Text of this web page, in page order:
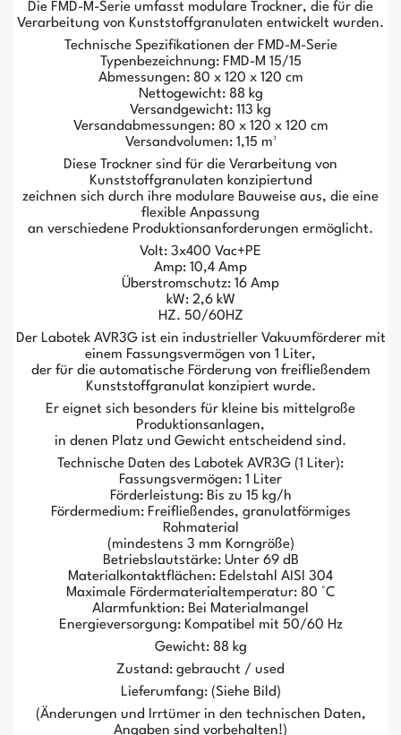
Die FMD-M-Serie umfasst modulare Trockner, die für die
Verarbeitung von Kunststoffgranulaten entwickelt wurden.
Technische Spezifikationen der FMD-M-Serie
Typenbezeichnung: FMD-M 15/15
Abmessungen: 80 x 120 x 120 cm
Nettogewicht: 88 kg
Versandgewicht: 113 kg
Versandabmessungen: 80 x 120 x 120 cm
Versandvolumen: 1,15 m³
Diese Trockner sind für die Verarbeitung von
Kunststoffgranulaten konzipiertund
zeichnen sich durch ihre modulare Bauweise aus, die eine
flexible Anpassung
an verschiedene Produktionsanforderungen ermöglicht.
Volt: 3x400 Vac+PE
Amp: 10,4 Amp
Überstromschutz: 16 Amp
kW: 2,6 kW
HZ. 50/60HZ
Der Labotek AVR3G ist ein industrieller Vakuumförderer mit
einem Fassungsvermögen von 1 Liter,
der für die automatische Förderung von freifließendem
Kunststoffgranulat konzipiert wurde.
Er eignet sich besonders für kleine bis mittelgroße
Produktionsanlagen,
in denen Platz und Gewicht entscheidend sind.
Technische Daten des Labotek AVR3G (1 Liter):
Fassungsvermögen: 1 Liter
Förderleistung: Bis zu 15 kg/h
Fördermedium: Freifließendes, granulatförmiges
Rohmaterial
(mindestens 3 mm Korngröße)
Betriebslautstärke: Unter 69 dB
Materialkontaktflächen: Edelstahl AISI 304
Maximale Fördermaterialtemperatur: 80 °C
Alarmfunktion: Bei Materialmangel
Energieversorgung: Kompatibel mit 50/60 Hz
Gewicht: 88 kg
Zustand: gebraucht / used
Lieferumfang: (Siehe Bild)
(Änderungen und Irrtümer in den technischen Daten,
Angaben sind vorbehalten!)